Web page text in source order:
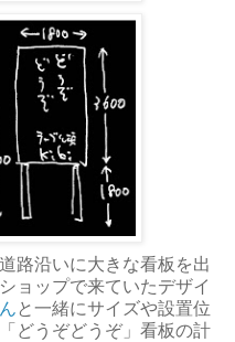
路沿いに大きな看板を出
ョップで来ていたデザイ
と一緒にサイズや設置位
どうぞどうぞ」看板の計